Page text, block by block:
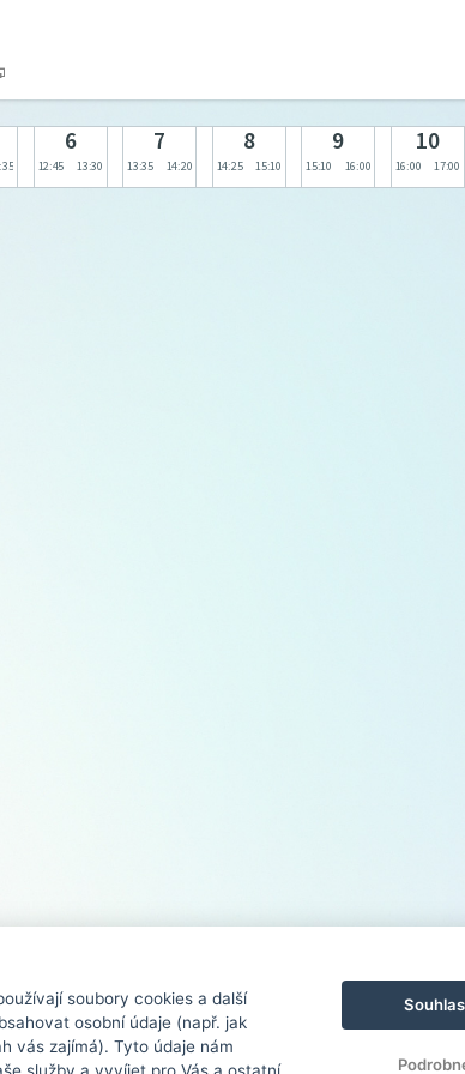
6
12:45 13:30
7
13:35 14:20
8
14:25 15:10
9
15:10 16:00
10
16:00 17:00
soubory cookies a další
osobní údaje (např. jak
vás zajímá). Tyto údaje nám